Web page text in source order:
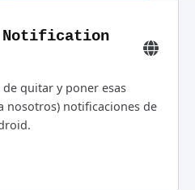
Notification
quitar y poner esas
nosotros) notificaciones de